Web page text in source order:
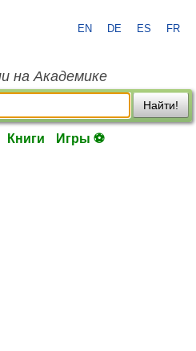
EN DE ES FR
на Академике
Найти!
Книги Игры ⚽